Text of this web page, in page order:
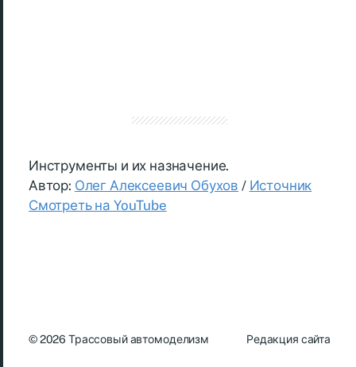
Инструменты и их назначение.
Автор: Олег Алексеевич Обухов / Источник
Смотреть на YouTube
© 2026Трассовый автомоделизм Редакция сайта